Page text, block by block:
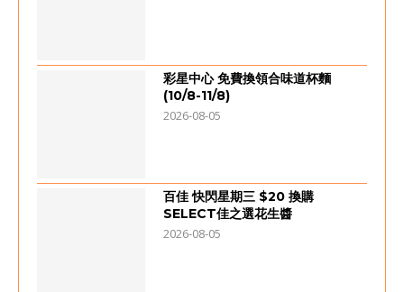
彩星中心 免費換領合味道杯麵
(10/8-11/8)
2026-08-05
百佳 快閃星期三 $20 換購
SELECT佳之選花生醬
2026-08-05